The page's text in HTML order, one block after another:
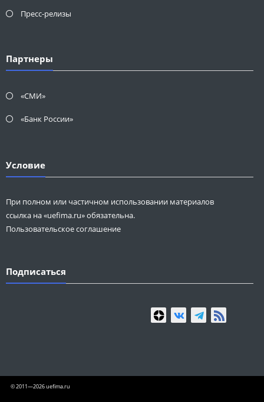
Пресс-релизы
Партнеры
«СМИ»
«Банк России»
Условие
При полном или частичном использовании материалов
ссылка на «uefima.ru» обязательна.
Пользовательское соглашение
Подписаться
© 2011—2026 uefima.ru